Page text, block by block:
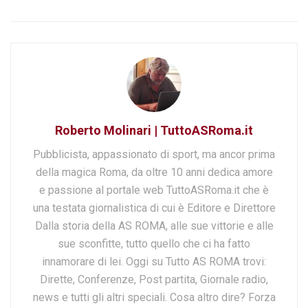
Roberto Molinari | TuttoASRoma.it
Pubblicista, appassionato di sport, ma ancor prima
della magica Roma, da oltre 10 anni dedica amore
e passione al portale web TuttoASRoma.it che è
una testata giornalistica di cui è Editore e Direttore
Dalla storia della AS ROMA, alle sue vittorie e alle
sue sconfitte, tutto quello che ci ha fatto
innamorare di lei. Oggi su Tutto AS ROMA trovi:
Dirette, Conferenze, Post partita, Giornale radio,
news e tutti gli altri speciali. Cosa altro dire? Forza